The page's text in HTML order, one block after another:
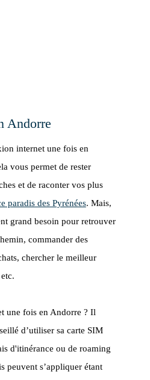
Andorre
internet une fois en
vous permet de rester
et de raconter vos plus
paradis des Pyrénées. Mais,
grand besoin pour retrouver
commander des
chercher le meilleur
une fois en Andorre ? Il
d’utiliser sa carte SIM
d'itinérance ou de roaming
peuvent s’appliquer étant